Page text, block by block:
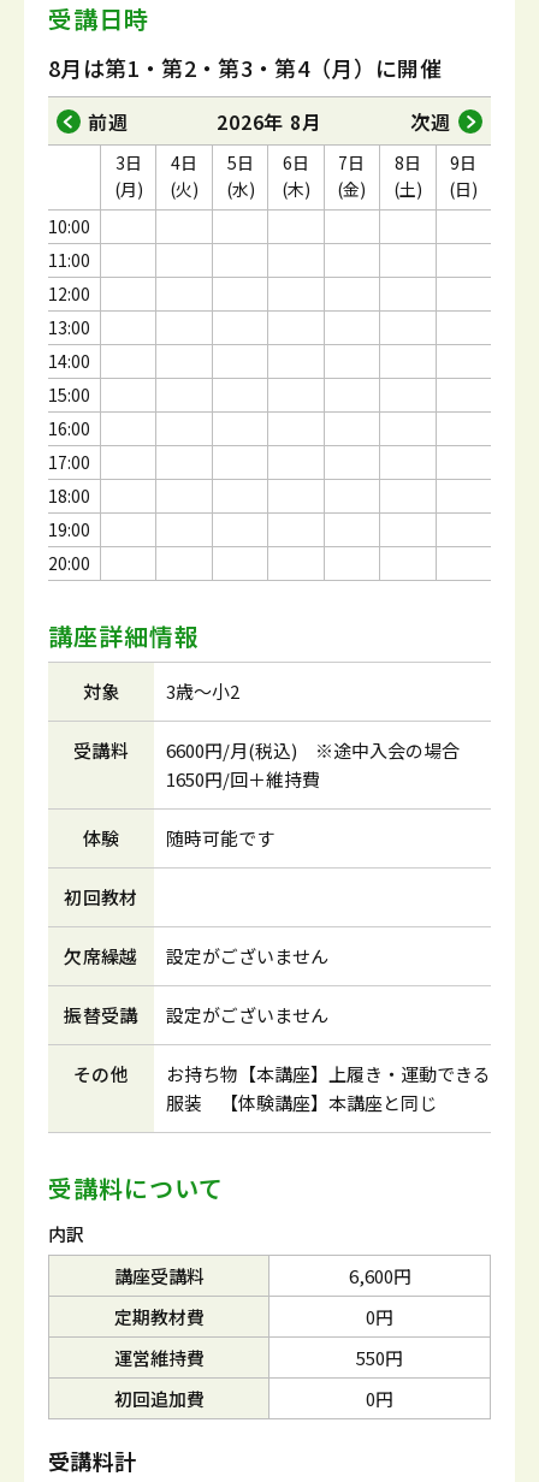
受講日時
8月は第1・第2・第3・第4（月）に開催
前週 2026年 8月 次週
10:00
11:00
12:00
13:00
14:00
15:00
16:00
17:00
18:00
19:00
20:00
3日
(月)
4日
(火)
5日
(水)
6日
(木)
7日
(金)
8日
(土)
9日
(日)
講座詳細情報
対象 3歳～小2
受講料
6600円/月(税込) ※途中入会の場合
1650円/回＋維持費
体験 随時可能です
初回教材
欠席繰越 設定がございません
振替受講 設定がございません
その他
お持ち物【本講座】上履き・運動できる
服装 【体験講座】本講座と同じ
受講料について
内訳
講座受講料
6,600円
定期教材費
0円
運営維持費
550円
初回追加費
0円
受講料計